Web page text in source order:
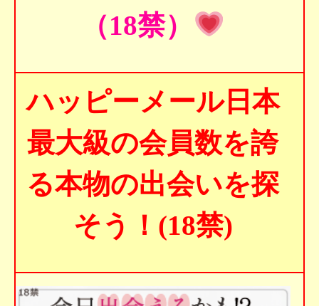
（18禁）
ハッピーメール日本
最大級の会員数を誇
る本物の出会いを探
そう！(18禁)